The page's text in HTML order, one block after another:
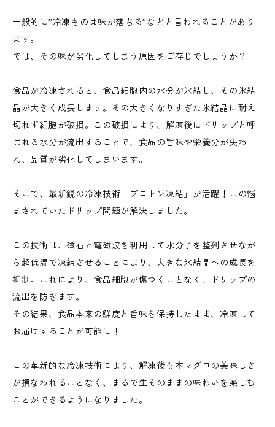
一般的に”冷凍ものは味が落ちる”などと言われることがあり
ます。
では、その味が劣化してしまう原因をご存じでしょうか？
食品が冷凍されると、食品細胞内の水分が氷結し、その氷結
晶が大きく成長します。その大きくなりすぎた氷結晶に耐え
切れず細胞が破損。この破損により、解凍後にドリップと呼
ばれる水分が流出することで、食品の旨味や栄養分が失わ
れ、品質が劣化してしまいます。
そこで、最新鋭の冷凍技術「プロトン凍結」が活躍！この悩
まされていたドリップ問題が解決しました。
この技術は、磁石と電磁波を利用して水分子を整列させなが
ら超低温で凍結させることにより、大きな氷結晶への成長を
抑制。これにより、食品細胞が傷つくことなく、ドリップの
流出を防ぎます。
その結果、食品本来の鮮度と旨味を保持したまま、冷凍して
お届けすることが可能に！
この革新的な冷凍技術により、解凍後も本マグロの美味しさ
が損なわれることなく、まるで生そのままの味わいを楽しむ
ことができるようになりました。